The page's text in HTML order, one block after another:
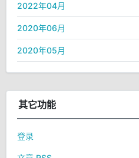
2022年04月
2020年06月
2020年05月
其它功能
登录